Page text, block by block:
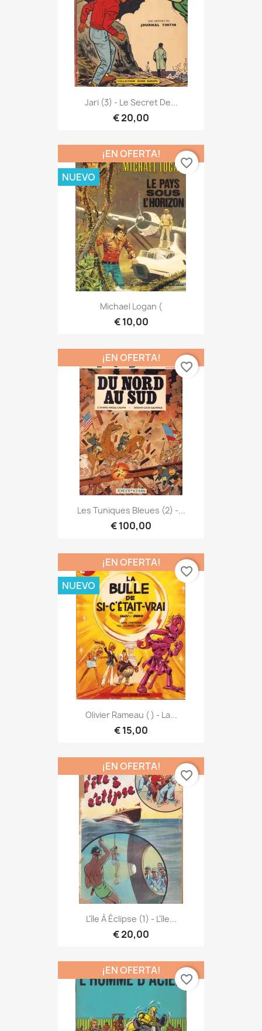
Jari (3) - Le Secret De...
€ 20,00
Michael Logan (
€ 10,00
¡EN OFERTA!
NUEVO
favorite_border
Les Tuniques Bleues (2) -...
€ 100,00
¡EN OFERTA!
favorite_border
Olivier Rameau ( ) - La...
€ 15,00
¡EN OFERTA!
NUEVO
favorite_border
L'île À Éclipse (1) - L'île...
€ 20,00
¡EN OFERTA!
favorite_border
¡EN OFERTA!
favorite_border